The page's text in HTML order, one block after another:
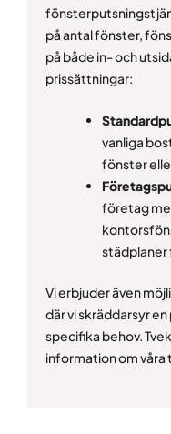
på antal fönster,
på både in- och
prissättningar:
vanliga
fönster
företag
städplaner
Vi erbjuder även
där vi skräddarsyr
specifika behov.
information om våra